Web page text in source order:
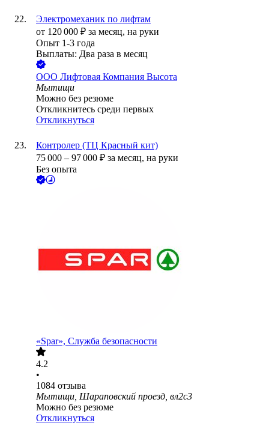
Электромеханик по лифтам
от 120 000 ₽ за месяц, на руки
Опыт 1-3 года
Выплаты: Два раза в месяц
ООО Лифтовая Компания Высота
Мытищи
Можно без резюме
Откликнитесь среди первых
Откликнуться
Контролер (ТЦ Красный кит)
75 000 – 97 000 ₽ за месяц, на руки
Без опыта
«Spar», Служба безопасности
4.2
•
1084 отзыва
Мытищи, Шараповский проезд, вл2с3
Можно без резюме
Откликнуться